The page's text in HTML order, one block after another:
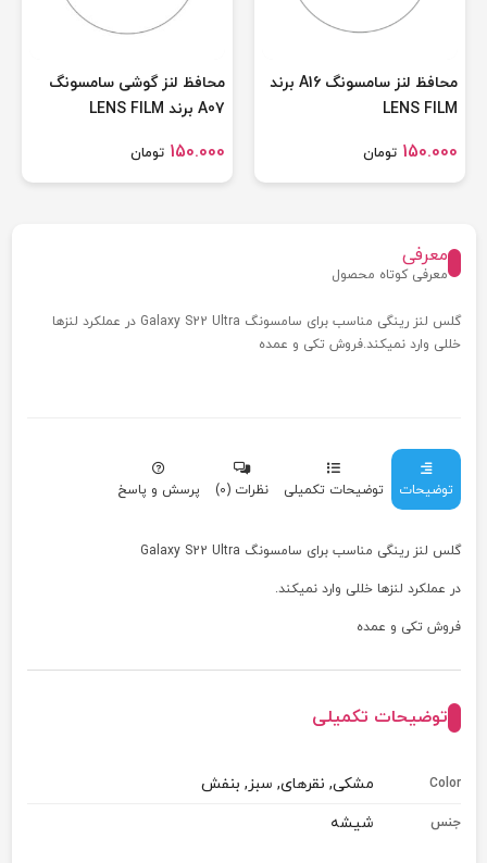
محافظ لنز سامسونگ A16 برند
LENS FILM
تومان150.000
محافظ لنز گوشی سامسونگ
A07 برند LENS FILM
تومان150.000
معرفی
معرفی کوتاه محصول
گلس لنز رینگی مناسب برای سامسونگ Galaxy S22 Ultra در عملکرد لنزها
خللی وارد نمیکند.فروش تکی و عمده
توضیحات توضیحات تکمیلی نظرات (0) پرسش و پاسخ
گلس لنز رینگی مناسب برای سامسونگ Galaxy S22 Ultra
در عملکرد لنزها خللی وارد نمیکند.
فروش تکی و عمده
توضیحات تکمیلی
Color مشکی, نقرهای, سبز, بنفش
جنس شیشه